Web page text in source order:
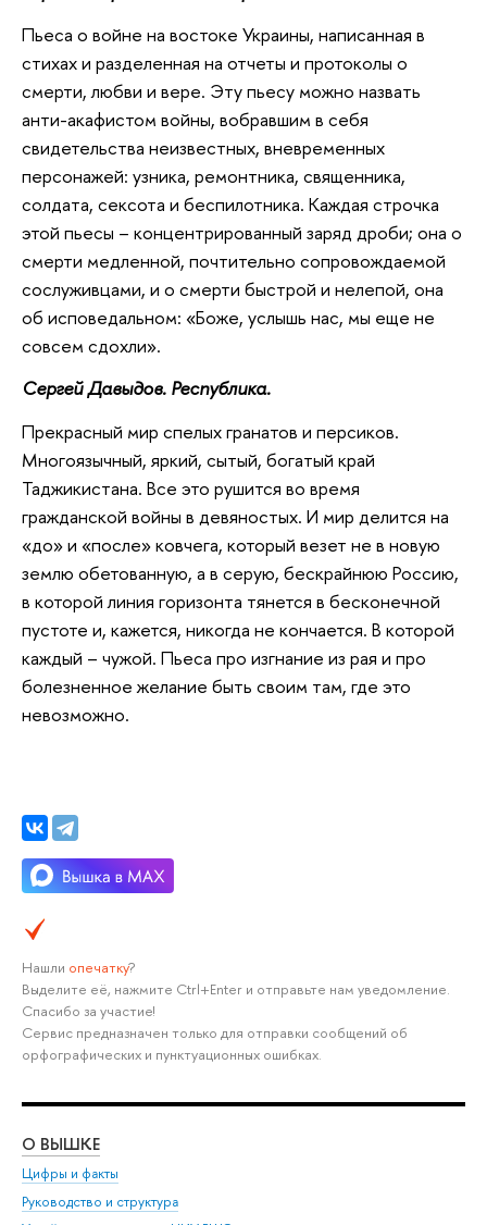
Пьеса о войне на востоке Украины, написанная в
стихах и разделенная на отчеты и протоколы о
смерти, любви и вере. Эту пьесу можно назвать
анти-акафистом войны, вобравшим в себя
свидетельства неизвестных, вневременных
персонажей: узника, ремонтника, священника,
солдата, сексота и беспилотника. Каждая строчка
этой пьесы – концентрированный заряд дроби; она о
смерти медленной, почтительно сопровождаемой
сослуживцами, и о смерти быстрой и нелепой, она
об исповедальном: «Боже, услышь нас, мы еще не
совсем сдохли».
Сергей Давыдов. Республика.
Прекрасный мир спелых гранатов и персиков.
Многоязычный, яркий, сытый, богатый край
Таджикистана. Все это рушится во время
гражданской войны в девяностых. И мир делится на
«до» и «после» ковчега, который везет не в новую
землю обетованную, а в серую, бескрайнюю Россию,
в которой линия горизонта тянется в бесконечной
пустоте и, кажется, никогда не кончается. В которой
каждый – чужой. Пьеса про изгнание из рая и про
болезненное желание быть своим там, где это
невозможно.
Нашли опечатку?
Выделите её, нажмите Ctrl+Enter и отправьте нам уведомление.
Спасибо за участие!
Сервис предназначен только для отправки сообщений об
орфографических и пунктуационных ошибках.
О ВЫШКЕ
Цифры и факты
Руководство и структура